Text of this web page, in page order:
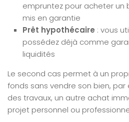
empruntez pour acheter un
mis en garantie
Prêt hypothécaire : vous
possédez déjà comme
liquidités
Le second cas permet à un
fonds sans vendre son bien,
des travaux, un autre achat
projet personnel ou